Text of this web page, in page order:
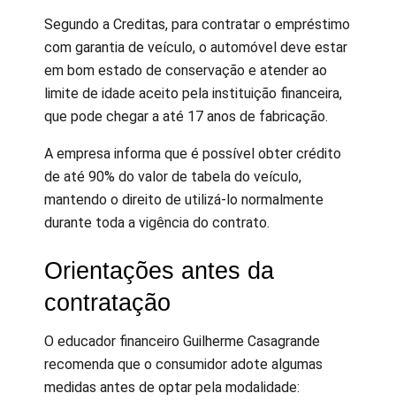
Segundo a Creditas, para contratar o empréstimo
com garantia de veículo, o automóvel deve estar
em bom estado de conservação e atender ao
limite de idade aceito pela instituição financeira,
que pode chegar a até 17 anos de fabricação.
A empresa informa que é possível obter crédito
de até 90% do valor de tabela do veículo,
mantendo o direito de utilizá-lo normalmente
durante toda a vigência do contrato.
Orientações antes da
contratação
O educador financeiro Guilherme Casagrande
recomenda que o consumidor adote algumas
medidas antes de optar pela modalidade: